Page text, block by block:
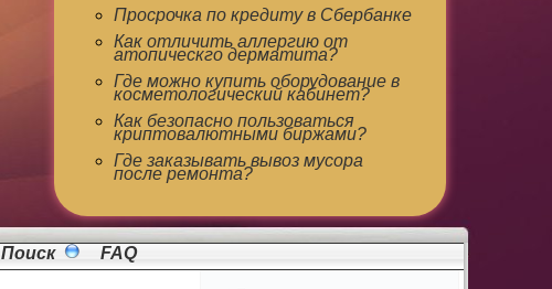
Просрочка по кредиту в Сбербанке
Как отличить аллергию от
атопическго дерматита?
Где можно купить оборудование в
косметологический кабинет?
Как безопасно пользоваться
криптовалютными биржами?
Где заказывать вывоз мусора
после ремонта?
Поиск FAQ